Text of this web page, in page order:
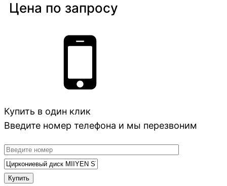
Цена по запросу
Купить в один клик
Введите номер телефона и мы перезвоним